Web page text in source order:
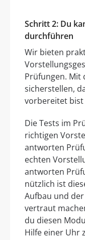
Schritt 2: Du
durchführen
Wir bieten
Prüfungen. Mit
sicherstellen,
vorbereitet bist
Die Tests im
richtigen
antworten
echten
antworten
nützlich ist
Aufbau und
vertraut
du diesen
Hilfe einer Uhr